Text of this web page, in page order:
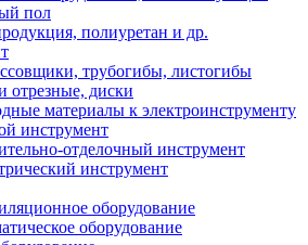
пол
полиуретан и др.
трубогибы, листогибы
отрезные, диски
материалы к электроинструменту
инструмент
отделочный инструмент
инструмент
оборудование
оборудование